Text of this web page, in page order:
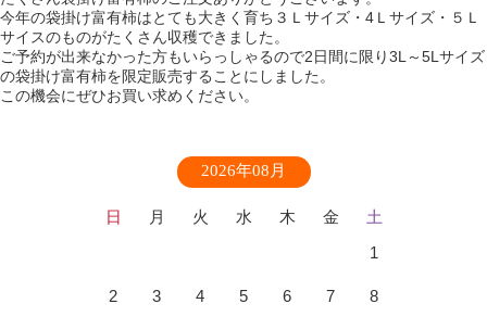
今年の袋掛け富有柿はとても大きく育ち３Ｌサイズ・4Ｌサイズ・５Ｌ
サイスのものがたくさん収穫できました。
ご予約が出来なかった方もいらっしゃるので2日間に限り3L～5Lサイズ
の袋掛け富有柿を限定販売することにしました。
この機会にぜひお買い求めください。
2026年08月
日 月 火 水 木 金
土
1
2 3 4 5 6 7 8